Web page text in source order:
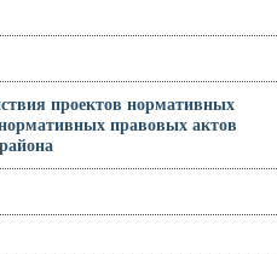
проектов нормативных
правовых актов